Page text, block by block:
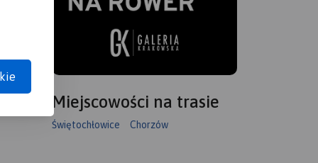
Miejscowości na trasie
Świętochłowice Chorzów